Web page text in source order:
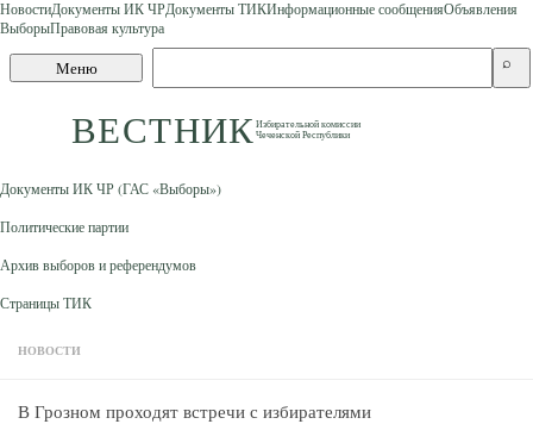
Skip to content
НовостиДокументы ИК ЧРДокументы ТИКИнформационные сообщенияОбъявления
ВыборыПравовая культура
Меню
ВЕСТНИКИзбирательной комиссии
Чеченской Республики
сайту
⌕
Документы ИК ЧР (ГАС «Выборы»)
Политические партии
Архив выборов и референдумов
Страницы ТИК
НОВОСТИ
В Грозном проходят встречи с избирателями